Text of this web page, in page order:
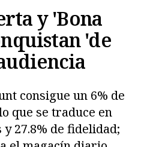
y 'Bona
'de
consigue un 6% de
que se traduce en
y 27.8% de fidelidad;